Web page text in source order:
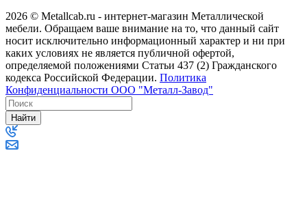
2026 © Metallcab.ru - интернет-магазин Металлической
мебели. Обращаем ваше внимание на то, что данный сайт
носит исключительно информационный характер и ни при
каких условиях не является публичной офертой,
определяемой положениями Статьи 437 (2) Гражданского
кодекса Российской Федерации. Политика
Конфиденциальности ООО "Металл-Завод"
Найти